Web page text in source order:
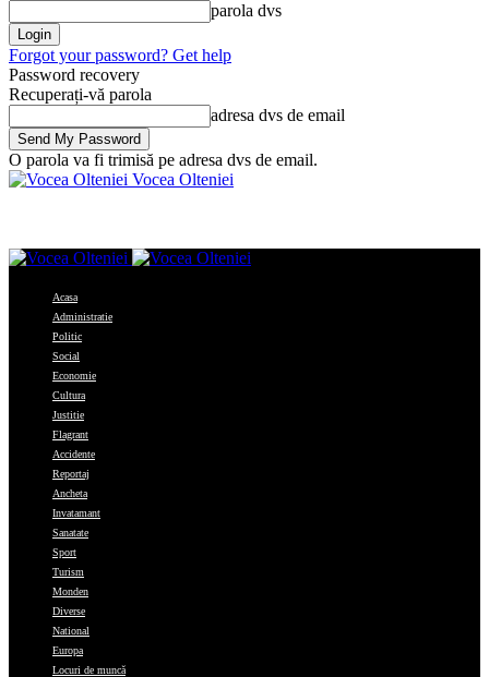
parola dvs
Forgot your password? Get help
Password recovery
Recuperați-vă parola
adresa dvs de email
O parola va fi trimisă pe adresa dvs de email.
Vocea Olteniei
Acasa
Administratie
Politic
Social
Economie
Cultura
Justitie
Flagrant
Accidente
Reportaj
Ancheta
Invatamant
Sanatate
Sport
Turism
Monden
Diverse
National
Europa
Locuri de muncă